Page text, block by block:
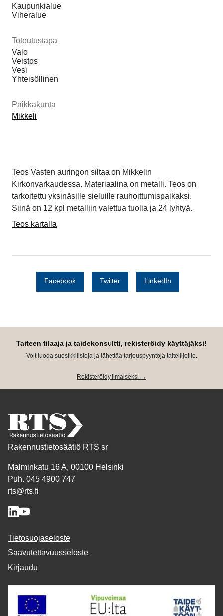
Kaupunkialue
Viheralue
Toteutustapa
Valo
Veistos
Vesi
Yhteisöllinen
Paikkakunta
Mikkeli
Teos Vasten auringon siltaa on Mikkelin
Kirkonvarkaudessa. Materiaalina on metalli. Teos on
tarkoitettu yksinäsille sieluille rauhoittumispaikaksi.
Siinä on 12 kpl metalliin valettua tuolia ja 24 lyhtyä.
Teos kartalla
Facebook Twitter LinkedIn
Taiteen tilaaja ja taidekonsultti, rekisteröidy käyttäjäksi!
Voit luoda suosikkilistoja ja lähettää tarjouspyyntöjä taiteilijoille.
Rekisteröidy ilmaiseksi →
Rakennustietosäätiö RTS sr
Malminkatu 16 A, 00100 Helsinki
Puh. 045 4900 747
rts@rts.fi
Tietosuojaseloste
Saavutettavuusseloste
Kirjaudu